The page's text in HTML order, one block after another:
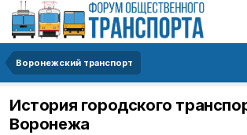
Воронежский транспорт
История городского
Воронежа